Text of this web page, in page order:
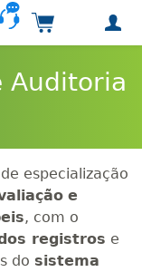
Carrinho de
Auditoria
especialização
e
, com o
registros e
do sistema